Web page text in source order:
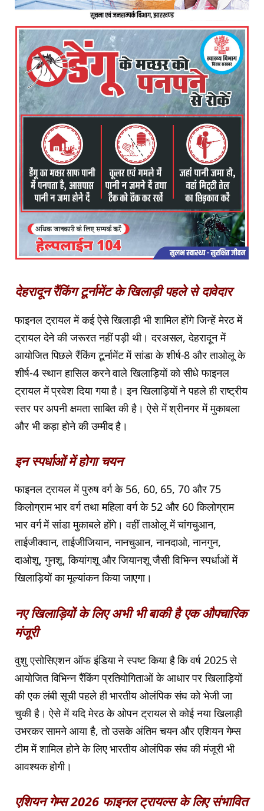
देहरादून रैंकिंग टूर्नामेंट के खिलाड़ी पहले से दावेदार
फाइनल ट्रायल में कई ऐसे खिलाड़ी भी शामिल होंगे जिन्हें मेरठ में
ट्रायल देने की जरूरत नहीं पड़ी थी। दरअसल, देहरादून में
आयोजित पिछले रैंकिंग टूर्नामेंट में सांडा के शीर्ष-8 और ताओलू के
शीर्ष-4 स्थान हासिल करने वाले खिलाड़ियों को सीधे फाइनल
ट्रायल में प्रवेश दिया गया है। इन खिलाड़ियों ने पहले ही राष्ट्रीय
स्तर पर अपनी क्षमता साबित की है। ऐसे में श्रीनगर में मुकाबला
और भी कड़ा होने की उम्मीद है।
इन स्पर्धाओं में होगा चयन
फाइनल ट्रायल में पुरुष वर्ग के 56, 60, 65, 70 और 75
किलोग्राम भार वर्ग तथा महिला वर्ग के 52 और 60 किलोग्राम
भार वर्ग में सांडा मुकाबले होंगे। वहीं ताओलू में चांगचुआन,
ताईजीक्वान, ताईजीजियान, नानचुआन, नानदाओ, नानगुन,
दाओशू, गुनशू, कियांगशू और जियानशू जैसी विभिन्न स्पर्धाओं में
खिलाड़ियों का मूल्यांकन किया जाएगा।
नए खिलाड़ियों के लिए अभी भी बाकी है एक औपचारिक
मंजूरी
वुशु एसोसिएशन ऑफ इंडिया ने स्पष्ट किया है कि वर्ष 2025 से
आयोजित विभिन्न रैंकिंग प्रतियोगिताओं के आधार पर खिलाड़ियों
की एक लंबी सूची पहले ही भारतीय ओलंपिक संघ को भेजी जा
चुकी है। ऐसे में यदि मेरठ के ओपन ट्रायल से कोई नया खिलाड़ी
उभरकर सामने आया है, तो उसके अंतिम चयन और एशियन गेम्स
टीम में शामिल होने के लिए भारतीय ओलंपिक संघ की मंजूरी भी
आवश्यक होगी।
एशियन गेम्स 2026 फाइनल ट्रायल्स के लिए संभावित